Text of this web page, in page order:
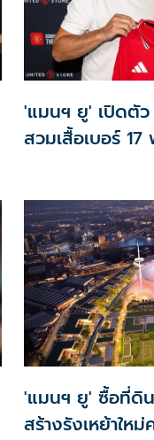
'แมนฯ ยู' เปิดตัว
สวมเสื้อเบอร์
'แมนฯ ยู' ซื้อที่ดิ
สร้างรังเหย้าให